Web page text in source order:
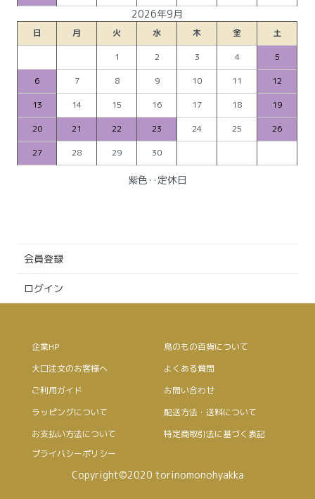
2026年9月
日 月 火 水 木 金
土
1
2 3 4
5
6
7 8 9 10 11
12
13
14 15 16 17 18
19
20
21 22 23 24 25
26
27
28 29 30
紫色‥定休日
会員登録
ログイン
企業HP
鳥のもの百貨について
大口注文のお客様へ
よくある質問
ご利用ガイド
お問い合わせ
ラッピングについて
配送方法・送料について
お支払い方法について
特定商取引法に基づく表記
プライバシーポリシー
Copyright©2020 torinomonohyakka